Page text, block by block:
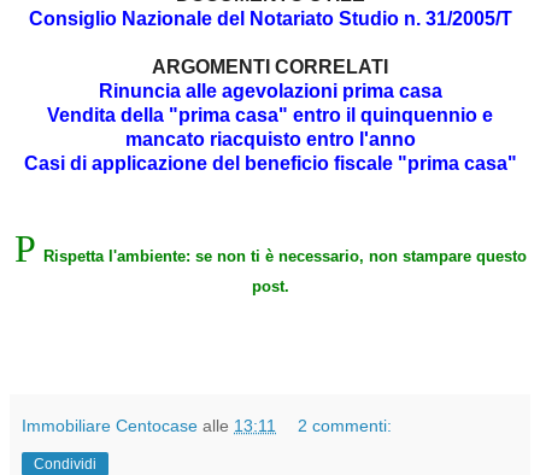
Consiglio Nazionale del Notariato Studio n. 31/2005/T
ARGOMENTI CORRELATI
Rinuncia alle agevolazioni prima casa
Vendita della "prima casa" entro il quinquennio e
mancato riacquisto entro l'anno
Casi di applicazione del beneficio fiscale "prima casa"
P Rispetta l'ambiente: se non ti è necessario, non stampare questo
post.
Immobiliare Centocase alle 13:11 2 commenti:
Condividi